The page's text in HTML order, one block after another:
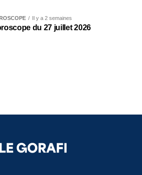
Il y a 2 semaines
du 27 juillet 2026